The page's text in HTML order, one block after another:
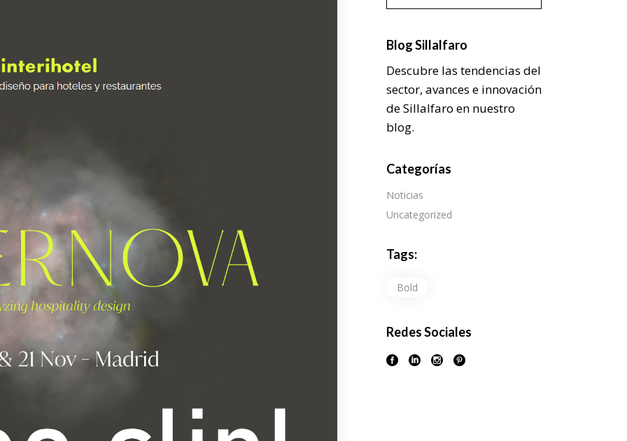
Blog Sillalfaro
Descubre las tendencias del
sector, avances e innovación
de Sillalfaro en nuestro
blog.
Categorías
Noticias
Uncategorized
Tags:
Bold
Redes Sociales